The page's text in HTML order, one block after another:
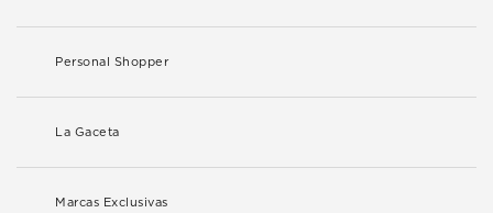
Personal Shopper
La Gaceta
Marcas Exclusivas